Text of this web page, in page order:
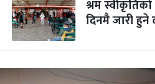
श्रम
दिनमै जारी हुने